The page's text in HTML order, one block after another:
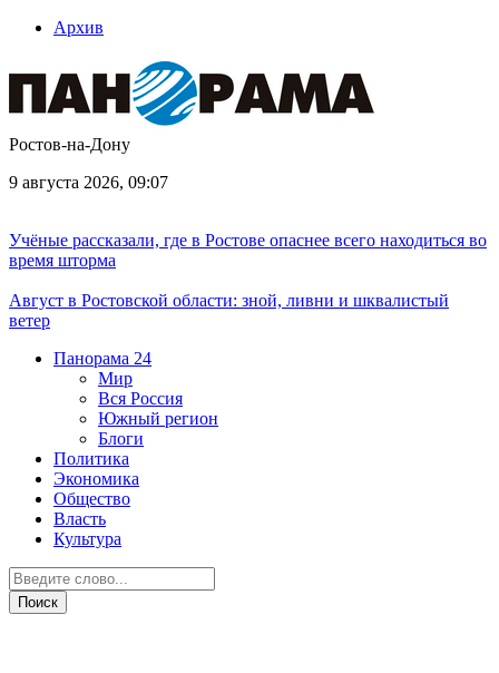
Архив
Ростов-на-Дону
9 августа 2026, 09:07
Учёные рассказали, где в Ростове опаснее всего находиться во
время шторма
Август в Ростовской области: зной, ливни и шквалистый
ветер
Панорама 24
Мир
Вся Россия
Южный регион
Блоги
Политика
Экономика
Общество
Власть
Культура